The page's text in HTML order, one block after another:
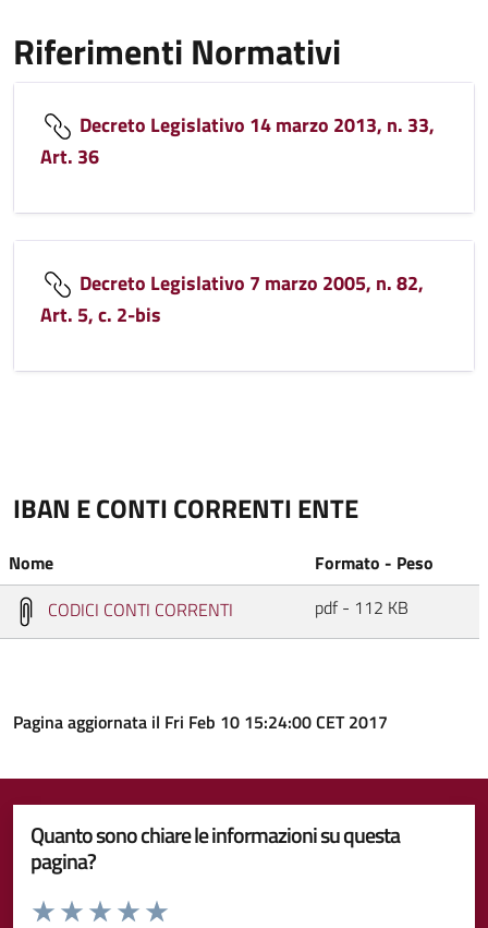
Riferimenti Normativi
Decreto Legislativo 14 marzo 2013, n. 33,
Art. 36
Decreto Legislativo 7 marzo 2005, n. 82,
Art. 5, c. 2-bis
IBAN E CONTI CORRENTI ENTE
Nome
Formato - Peso
CODICI CONTI CORRENTI
pdf - 112 KB
Pagina aggiornata il Fri Feb 10 15:24:00 CET 2017
Quanto sono chiare le informazioni su questa
pagina?
Valuta da 1 a 5 stelle la pagina